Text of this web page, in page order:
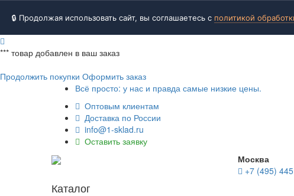
🔒 Продолжая использовать сайт, вы соглашаетесь с политикой
*** товар добавлен в ваш заказ
Продолжить покупки Оформить заказ
Всё просто: у нас и правда самые низкие цены.
Оптовым клиентам
Доставка по России
info@1-sklad.ru
Оставить заявку
Москва
+7 (495)
Каталог